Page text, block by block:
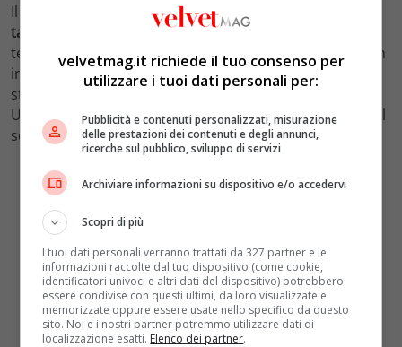
Il piano industriale 2024-2027 di BPER Banca segna una
tappa cruciale
per l’istituto, che punta a crescere sia in
termini di redditività che di espansione territoriale. Con
investimenti mirati in innovazione e sostenibilità, e una
strategia solida che valorizza le sinergie con il Gruppo
Unipol, BPER si prepara ad affrontare le sfide future del
settore bancario con rinnovata fiducia.
velvetmag.it richiede il tuo consenso per
utilizzare i tuoi dati personali per:
Pubblicità e contenuti personalizzati, misurazione
delle prestazioni dei contenuti e degli annunci,
ricerche sul pubblico, sviluppo di servizi
Archiviare informazioni su dispositivo e/o accedervi
Scopri di più
I tuoi dati personali verranno trattati da 327 partner e le
informazioni raccolte dal tuo dispositivo (come cookie,
identificatori univoci e altri dati del dispositivo) potrebbero
essere condivise con questi ultimi, da loro visualizzate e
memorizzate oppure essere usate nello specifico da questo
sito. Noi e i nostri partner potremmo utilizzare dati di
localizzazione esatti. Elenco dei partner.